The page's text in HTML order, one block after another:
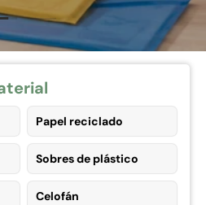
Cargar diapositiva 1 de 2
Cargar diapositiva 2 de 2
Papel reciclado
Sobres de plástico
Celofán